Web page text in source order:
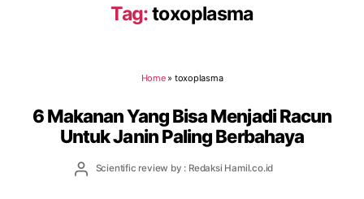
Tag:toxoplasma
Home» toxoplasma
6 Makanan Yang Bisa Menjadi Racun
Untuk Janin Paling Berbahaya
PostScientific review by : Redaksi Hamil.co.id